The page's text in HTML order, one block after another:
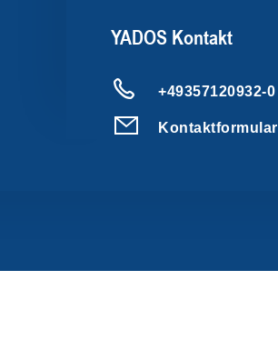
YADOS Kontakt
+49357120932-0
Kontaktformular